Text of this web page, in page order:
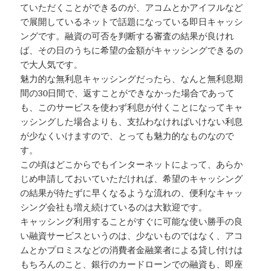
ていただくことができるのが、アコムとかアイフルなど
で展開しているネットで話題になっている即日キャッシ
ングです。融資の可否を判断する審査の結果が良けれ
ば、その日のうちに希望の金額がキャッシングできるの
で大人気です。
魅力的な無利息キャッシングだったら、なんと無利息期
間の30日間で、返すことができなかった場合であって
も、このサービスを使わず利息が付くことになってキャ
ッシングした場合よりも、支払わなければいけない利息
が少なくいけますので、とっても魅力的なものなので
す。
この頃はどこからでもインターネットによって、あらか
じめ申請しておいていただければ、希望のキャッシング
の結果が待たずに早くなるような流れの、便利なキャッ
シング会社も増え続けているのは大歓迎です。
キャッシング利用することがすぐに可能な使い勝手の良
い融資サービスというのは、少ないものではなく、アコ
ムとかプロミスなどの消費者金融業者による貸し付けは
もちろんのこと、銀行のカードローンでの融資も、即座